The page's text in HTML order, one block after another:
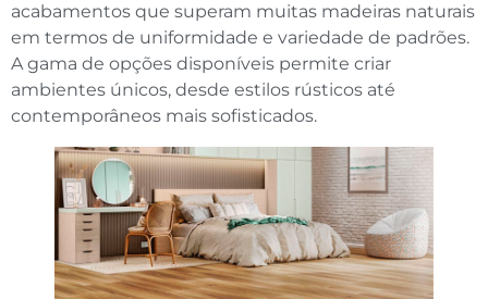
acabamentos que superam muitas madeiras naturais
em termos de uniformidade e variedade de padrões.
A gama de opções disponíveis permite criar
ambientes únicos, desde estilos rústicos até
contemporâneos mais sofisticados.